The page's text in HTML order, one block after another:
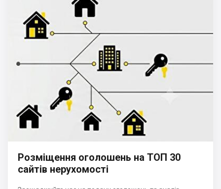
Розміщення оголошень на ТОП 30
сайтів нерухомості